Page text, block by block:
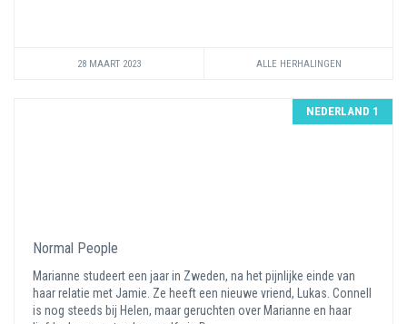
28 MAART 2023 ALLE HERHALINGEN
NEDERLAND 1
Normal People
Marianne studeert een jaar in Zweden, na het pijnlijke einde van
haar relatie met Jamie. Ze heeft een nieuwe vriend, Lukas. Connell
is nog steeds bij Helen, maar geruchten over Marianne en haar